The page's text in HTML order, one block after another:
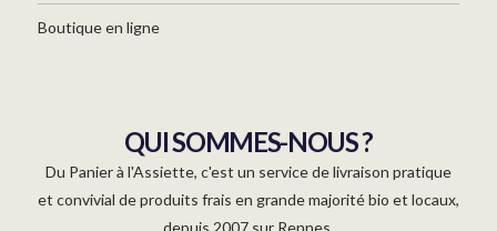
Boutique en ligne
QUI SOMMES-NOUS ?
Du Panier à l'Assiette, c'est un service de livraison pratique
et convivial de produits frais en grande majorité bio et locaux,